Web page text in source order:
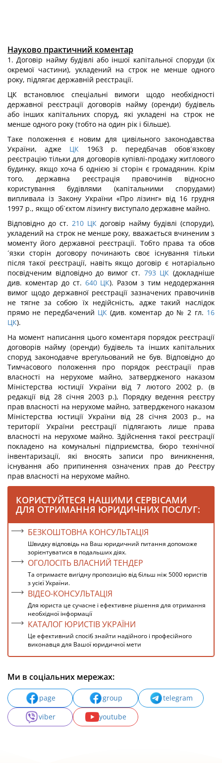
Науково практичний коментар
1. Договір найму будівлі або іншої капітальної споруди (їх
окремої частини), укладений на строк не менше одного
року, підлягає державній реєстрації.
ЦК встановлює спеціальні вимоги щодо необхідності
державної реєстрації договорів найму (оренди) будівель
або інших капітальних споруд, які укладені на строк не
менше одного року (тобто на один рік і більше).
Таке положення є новим для цивільного законодавства
України, адже ЦК 1963 р. передбачав обов´язкову
реєстрацію тільки для договорів купівлі-продажу житлового
будинку, якщо хоча б однією зі сторін є громадянин. Крім
того, державна реєстрація правочинів відносно
користування будівлями (капітальними спорудами)
випливала із Закону України «Про лізинг» від 16 грудня
1997 р., якщо об´єктом лізингу виступало державне майно.
Відповідно до ст. 210 ЦК договір найму будівлі (споруди),
укладений на строк не менше року, вважається вчиненим з
моменту його державної реєстрації. Тобто права та обов
´язки сторін договору починають своє існування тільки
після такої реєстрації, навіть якщо договір є нотаріально
посвідченим відповідно до вимог ст. 793 ЦК (докладніше
див. коментар до ст. 640 ЦК). Разом з тим недодержання
вимог щодо державної реєстрації зазначених правочинів
не тягне за собою їх недійсність, адже такий наслідок
прямо не передбачений ЦК(див. коментар до № 2 гл. 16
ЦК).
На момент написання цього коментаря порядок реєстрації
договорів найму (оренди) будівель та інших капітальних
споруд законодавче врегульований не був. Відповідно до
Тимчасового положення про порядок реєстрації прав
власності на нерухоме майно, затвердженого наказом
Міністерства юстиції України від 7 лютого 2002 р. (в
редакції від 28 січня 2003 р.), Порядку ведення реєстру
прав власності на нерухоме майно, затвердженого наказом
Міністерства юстиції України від 28 січня 2003 р., на
території України реєстрації підлягають лише права
власності на нерухоме майно. Здійснення такої реєстрації
покладено на комунальні підприємства, бюро технічної
інвентаризації, які вносять записи про виникнення,
існування або припинення означених прав до Реєстру
прав власності на нерухоме майно.
КОРИСТУЙТЕСЯ НАШИМИ СЕРВІСАМИ
ДЛЯ ОТРИМАННЯ ЮРИДИЧНИХ ПОСЛУГ:
БЕЗКОШТОВНА КОНСУЛЬТАЦІЯ
Швидку відповідь на Ваш юридичний питання допоможе
зорієнтуватися в подальших діях.
ОГОЛОСІТЬ ВЛАСНИЙ ТЕНДЕР
Та отримаєте вигідну пропозицію від більш ніж 5000 юристів
з усієї України.
ВІДЕО-КОНСУЛЬТАЦІЯ
Для юриста це сучасне і ефективне рішення для отримання
необхідної інформації
КАТАЛОГ ЮРИСТІВ УКРАЇНИ
Це ефективний спосіб знайти надійного і професійного
виконавця для Вашої юридичної мети
Ми в соціальних мережах:
page group
telegram
viber
youtube